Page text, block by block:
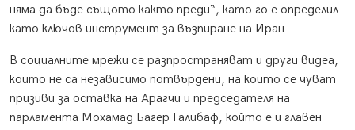
няма да бъде същото както преди“, като го е определил
като ключов инструмент за възпиране на Иран.
В социалните мрежи се разпространяват и други видеа,
които не са независимо потвърдени, на които се чуват
призиви за оставка на Арагчи и председателя на
парламента Мохамад Багер Галибаф, който е и главен